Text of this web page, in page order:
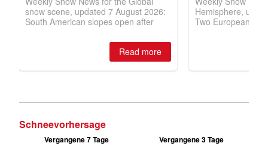
Schneevorhersage
Vergangene 7 Tage Vergangene 3 Tage